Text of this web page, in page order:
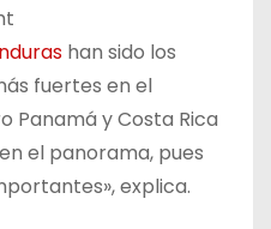
han sido los
fuertes en el
Panamá y Costa Rica
el panorama, pues
explica.